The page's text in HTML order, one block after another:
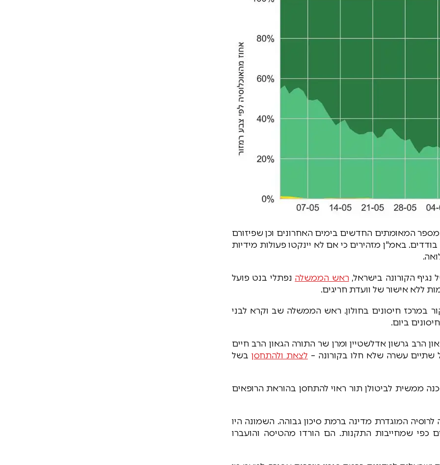
המאומתים החדשים בימים האחרונים וכן שפיזורם
באמ"ן מזהירים כי אם לא יינקטו פעולות מידיות
הקורונה בישראל, ראש הממשלה נפתלי בנט פועל
ללא אישור של וועדת חריגים.
במרכז חיסונים בחולון. ראש הממשלה שב וקרא לבני
ביום.
הרב גרשון אדלשטיין ומרן שר התורה הגאון הרב חיים
שתיים עשרה שלא חלו בקורונה – לצאת ולהתחסן בשל
ממשית לביטולן תור ראוי להתחסן בהוראת הרופאים
המוגדרת מדינה ברמת סיכון גבוהה. השמונה היו
כפי שמחייבות התקנות. הם הורדו מהטיסה והועברו